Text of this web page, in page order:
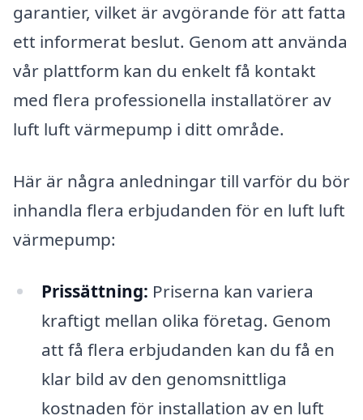
garantier, vilket är avgörande för att fatta
ett informerat beslut. Genom att använda
vår plattform kan du enkelt få kontakt
med flera professionella installatörer av
luft luft värmepump i ditt område.
Här är några anledningar till varför du bör
inhandla flera erbjudanden för en luft luft
värmepump:
Prissättning: Priserna kan variera
kraftigt mellan olika företag. Genom
att få flera erbjudanden kan du få en
klar bild av den genomsnittliga
kostnaden för installation av en luft